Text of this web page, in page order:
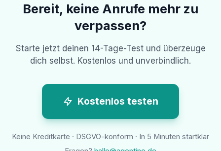
Bereit, keine Anrufe mehr zu
verpassen?
Starte jetzt deinen 14-Tage-Test und überzeuge
dich selbst. Kostenlos und unverbindlich.
Kostenlos testen
Keine Kreditkarte · DSGVO-konform · In 5 Minuten startklar